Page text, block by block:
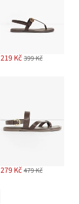
219 Kč 399 Kč
279 Kč 479 Kč